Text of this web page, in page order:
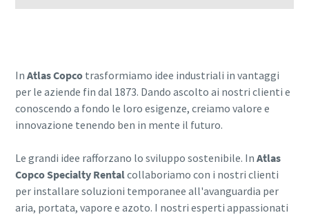
In Atlas Copcotrasformiamo idee industriali in vantaggi
per le aziende fin dal 1873. Dando ascolto ai nostri clienti e
conoscendo a fondo le loro esigenze, creiamo valore e
innovazione tenendo ben in mente il futuro.
Le grandi idee rafforzano lo sviluppo sostenibile. In Atlas
Copco Specialty Rentalcollaboriamo con i nostri clienti
per installare soluzioni temporanee all'avanguardia per
aria, portata, vapore e azoto. I nostri esperti appassionati